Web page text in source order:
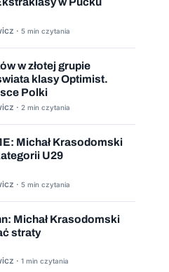
· 5 min czytania
w złotej grupie
klasy Optimist.
Polki
· 2 min czytania
Michał Krasodomski
U29
· 5 min czytania
Michał Krasodomski
straty
· 1 min czytania